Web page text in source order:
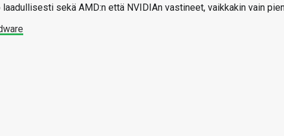
sekä AMD:n että NVIDIAn vastineet, vaikkakin vain